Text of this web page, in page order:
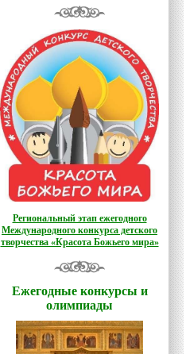
Региональный этап ежегодного
Международного конкурса детского
творчества «Красота Божьего мира»
Ежегодные конкурсы и
олимпиады